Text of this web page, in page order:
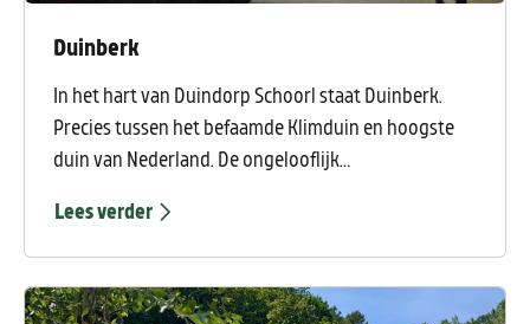
Duinberk
In het hart van Duindorp Schoorl staat Duinberk.
Precies tussen het befaamde Klimduin en hoogste
duin van Nederland. De ongelooflijk
achter de straat en aan de andere kant van dit
duingebied ligt het rustigste strand van Nederland.
Duinberk is simpelweg dé beste uitvalsbasis.
Lees verder